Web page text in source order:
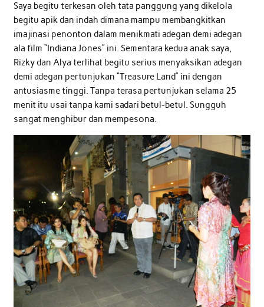
Saya begitu terkesan oleh tata panggung yang dikelola
begitu apik dan indah dimana mampu membangkitkan
imajinasi penonton dalam menikmati adegan demi adegan
ala film “Indiana Jones” ini. Sementara kedua anak saya,
Rizky dan Alya terlihat begitu serius menyaksikan adegan
demi adegan pertunjukan “Treasure Land” ini dengan
antusiasme tinggi. Tanpa terasa pertunjukan selama 25
menit itu usai tanpa kami sadari betul-betul. Sungguh
sangat menghibur dan mempesona.